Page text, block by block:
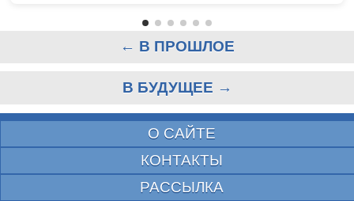
← В ПРОШЛОЕ
В БУДУЩЕЕ →
О САЙТЕ
КОНТАКТЫ
РАССЫЛКА